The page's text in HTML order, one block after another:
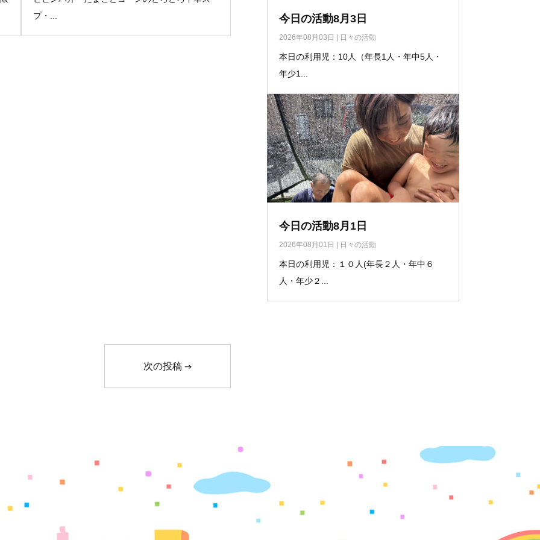
プ・...
今日の活動8月3日
2026年08月03日 日々の活動
本日の利用児：10人（年長1人・年中5人・
年少1...
今日の活動8月1日
2026年08月01日 日々の活動
本日の利用児：１０人(年長２人・年中６
人・年少２...
次の投稿→